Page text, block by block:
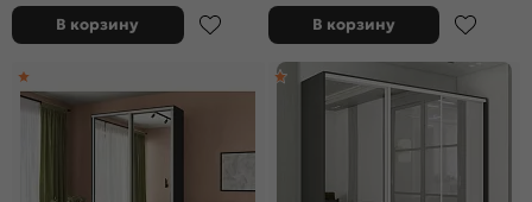
В корзину В корзину